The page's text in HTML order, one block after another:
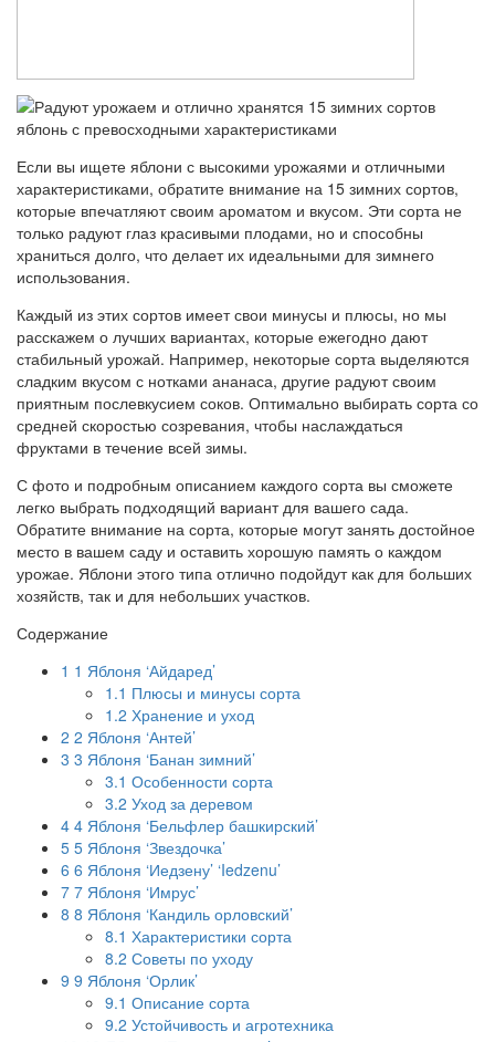
Если вы ищете яблони с высокими урожаями и отличными
характеристиками, обратите внимание на 15 зимних сортов,
которые впечатляют своим ароматом и вкусом. Эти сорта не
только радуют глаз красивыми плодами, но и способны
храниться долго, что делает их идеальными для зимнего
использования.
Каждый из этих сортов имеет свои минусы и плюсы, но мы
расскажем о лучших вариантах, которые ежегодно дают
стабильный урожай. Например, некоторые сорта выделяются
сладким вкусом с нотками ананаса, другие радуют своим
приятным послевкусием соков. Оптимально выбирать сорта со
средней скоростью созревания, чтобы наслаждаться
фруктами в течение всей зимы.
С фото и подробным описанием каждого сорта вы сможете
легко выбрать подходящий вариант для вашего сада.
Обратите внимание на сорта, которые могут занять достойное
место в вашем саду и оставить хорошую память о каждом
урожае. Яблони этого типа отлично подойдут как для больших
хозяйств, так и для небольших участков.
Содержание
1 1 Яблоня ‘Айдаред’
1.1 Плюсы и минусы сорта
1.2 Хранение и уход
2 2 Яблоня ‘Антей’
3 3 Яблоня ‘Банан зимний’
3.1 Особенности сорта
3.2 Уход за деревом
4 4 Яблоня ‘Бельфлер башкирский’
5 5 Яблоня ‘Звездочка’
6 6 Яблоня ‘Иедзену’ ‘Iedzenu’
7 7 Яблоня ‘Имрус’
8 8 Яблоня ‘Кандиль орловский’
8.1 Характеристики сорта
8.2 Советы по уходу
9 9 Яблоня ‘Орлик’
9.1 Описание сорта
9.2 Устойчивость и агротехника